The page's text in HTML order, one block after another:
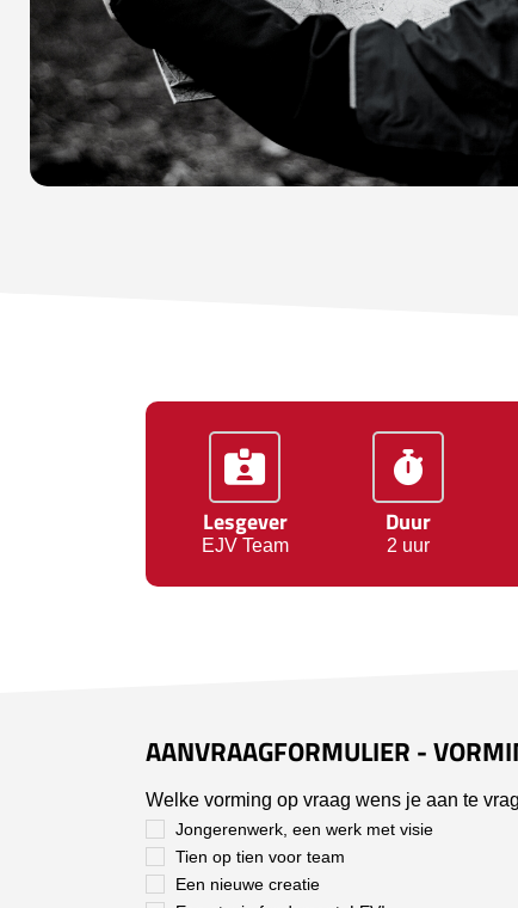
Lesgever
EJV Team
Duur
2 uur
AANVRAAGFORMULIER -
Welke vorming op vraag wens je aan te
Jongerenwerk, een werk met visie
Tien op tien voor team
Een nieuwe creatie